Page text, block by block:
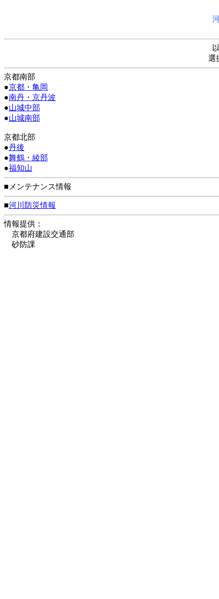
選
京都南部
●京都・亀岡
●南丹・京丹波
●山城中部
●山城南部
京都北部
●丹後
●舞鶴・綾部
●福知山
■メンテナンス情報
■河川防災情報
情報提供：
京都府建設交通部
砂防課